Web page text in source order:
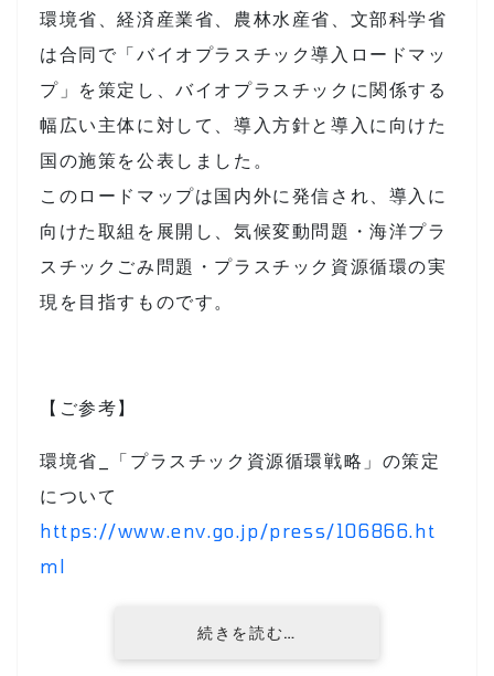
環境省、経済産業省、農林水産省、文部科学省
は合同で「バイオプラスチック導入ロードマッ
プ」を策定し、バイオプラスチックに関係する
幅広い主体に対して、導入方針と導入に向けた
国の施策を公表しました。
このロードマップは国内外に発信され、導入に
向けた取組を展開し、気候変動問題・海洋プラ
スチックごみ問題・プラスチック資源循環の実
現を目指すものです。
【ご参考】
環境省_「プラスチック資源循環戦略」の策定
について
https://www.env.go.jp/press/106866.ht
ml
続きを読む…